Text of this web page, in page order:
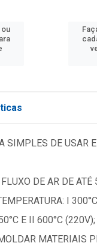
ou
SIMPLES DE USAR
DE AR DE
I
E II 600°C (220V);
MATERIAIS